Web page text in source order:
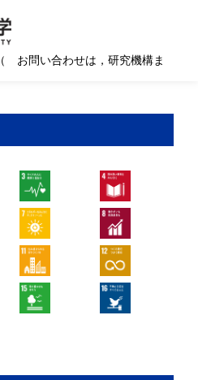
（ お問い合わせは，研究機構ま